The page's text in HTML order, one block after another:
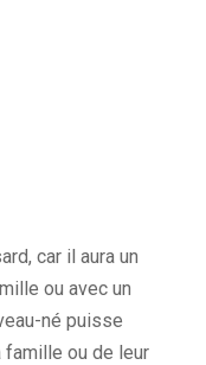
car il aura un
ou avec un
né puisse
famille ou de leur